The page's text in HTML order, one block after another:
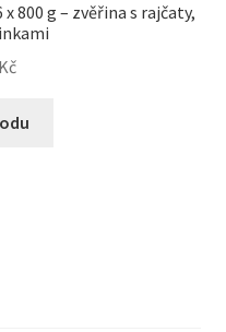
800 g – zvěřina s rajčaty,
Kč